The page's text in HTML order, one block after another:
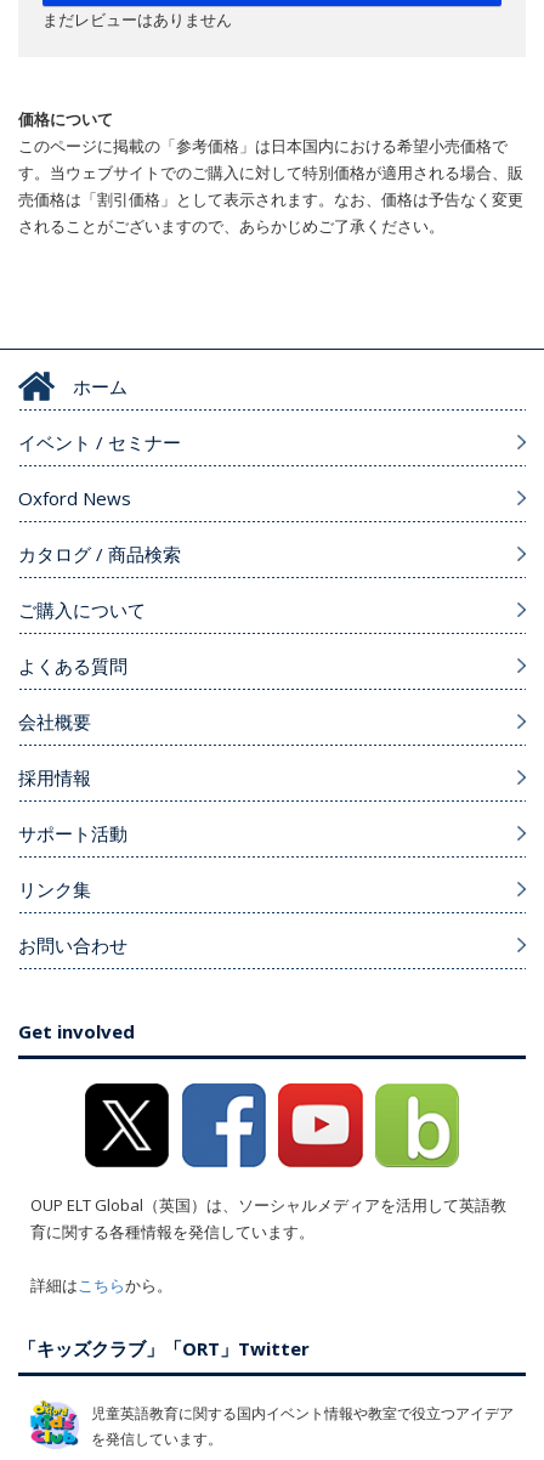
まだレビューはありません
価格について
このページに掲載の「参考価格」は日本国内における希望小売価格で
す。当ウェブサイトでのご購入に対して特別価格が適用される場合、販
売価格は「割引価格」として表示されます。なお、価格は予告なく変更
されることがございますので、あらかじめご了承ください。
ホーム
イベント / セミナー
Oxford News
カタログ / 商品検索
ご購入について
よくある質問
会社概要
採用情報
サポート活動
リンク集
お問い合わせ
Get involved
OUP ELT Global（英国）は、ソーシャルメディアを活用して英語教
育に関する各種情報を発信しています。
詳細は こちらから。
「キッズクラブ」「ORT」Twitter
児童英語教育に関する国内イベント情報や教室で役立つアイデア
を発信しています。